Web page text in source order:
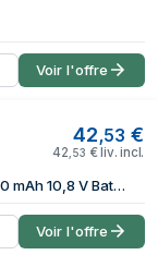
Voir l'offre
42,53 €
42 53 € liv. incl.
MicroBattery MBXTO-BA0002 Lithium-ION 4400 mAh 10,8 V Batterie Rechargeable
Voir l'offre